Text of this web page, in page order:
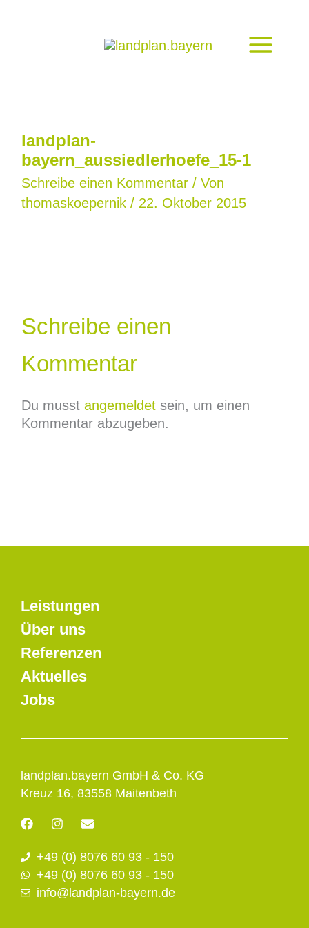
landplan-
bayern_aussiedlerhoefe_15-1
Schreibe einen Kommentar / Von
thomaskoepernik / 22. Oktober 2015
Schreibe einen
Kommentar
Du musst angemeldetsein, um einen
Kommentar abzugeben.
landplan.bayern GmbH & Co. KG
Kreuz 16, 83558 Maitenbeth
F
a
e
b
o
o
I
n
t
a
g
r
E
e
l
o
p
+49 (0) 8076 60 93 - 150
+49 (0) 8076 60 93 - 150
info@landplan-bayern.de
Leistungen
Über uns
Referenzen
Aktuelles
Jobs